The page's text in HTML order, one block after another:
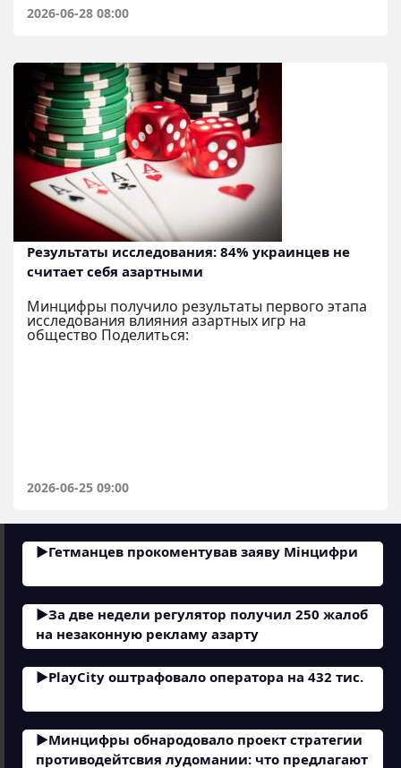
2026-06-28 08:00
Результаты исследования: 84% украинцев не
считает себя азартными
Минцифры получило результаты первого этапа
исследования влияния азартных игр на
общество Поделиться:
2026-06-25 09:00
Гетманцев прокоментував заяву Мінцифри
За две недели регулятор получил 250 жалоб
на незаконную рекламу азарту
PlayCity оштрафовало оператора на 432 тис.
Минцифры обнародовало проект стратегии
противодейтсвия лудомании: что предлагают